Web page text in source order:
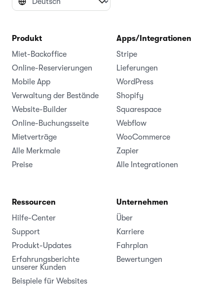
Produkt
Miet-Backoffice
Online-Reservierungen
Mobile App
Verwaltung der Bestände
Website-Builder
Online-Buchungsseite
Mietverträge
Alle Merkmale
Preise
Apps/Integrationen
Stripe
Lieferungen
WordPress
Shopify
Squarespace
Webflow
WooCommerce
Zapier
Alle Integrationen
Ressourcen
Hilfe-Center
Support
Produkt-Updates
Erfahrungsberichte
unserer Kunden
Beispiele für Websites
Unternehmen
Über
Karriere
Fahrplan
Bewertungen